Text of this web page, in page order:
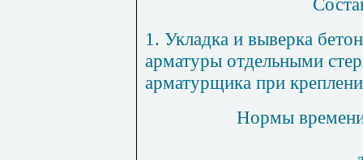
1. Укладка и выверка
арматуры отдельными
арматурщика при
Нормы